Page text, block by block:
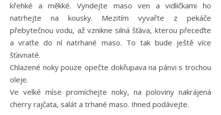
křehké a měkké. Vyndejte maso ven a vidličkami ho
natrhejte na kousky. Mezitím vyvařte z pekáče
přebytečnou vodu, až vznikne silná šťáva, kterou přeceďte
a vraťte do ní natrhané maso. To tak bude ještě více
šťavnaté.
Chlazené noky pouze opečte dokřupava na pánvi s trochou
oleje.
Ve velké míse promíchejte noky, na poloviny nakrájená
cherry rajčata, salát a trhané maso. Ihned podávejte.